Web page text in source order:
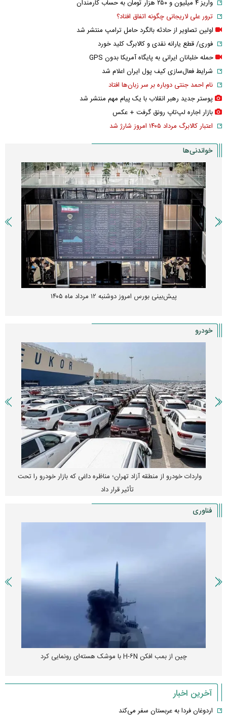
واریز ۴ میلیون و ۲۵۰ هزار تومان به حساب کارمندان
ترور علی لاریجانی چگونه اتفاق افتاد؟
اولین تصاویر از حادثه بالگرد حامل ترامپ منتشر شد
فوری/ قطع یارانه نقدی و کالابرگ کلید خورد
حمله خلبانان ایرانی به پایگاه آمریکا بدون GPS
شرایط فعال‌سازی کیف پول ایران اعلام شد
نام احمد جنتی دوباره بر سر زبان‌ها افتاد
پوستر جدید رهبر انقلاب با یک پیام مهم منتشر شد
بازار اجاره لپ‌تاپ رونق گرفت + عکس
اعتبار کالابرگ مرداد ۱۴۰۵ امروز شارژ شد
خواندنی‌ها
پیش‌بینی بورس امروز دوشنبه ۱۲ مرداد ماه ۱۴۰۵
خودرو
واردات خودرو از منطقه آزاد تهران؛ مناظره داغی که بازار خودرو را تحت
تأثیر قرار داد
فناوری
چین از بمب افکن H-۶N با موشک هسته‌ای رونمایی کرد
آخرین اخبار
اردوغان فردا به عربستان سفر می‌کند